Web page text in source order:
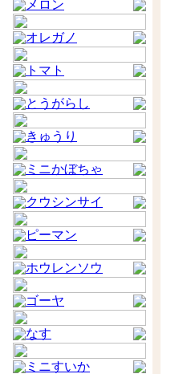
メロン
オレガノ
トマト
とうがらし
きゅうり
ミニかぼちゃ
クウシンサイ
ピーマン
ホウレンソウ
ゴーヤ
なす
ミニすいか